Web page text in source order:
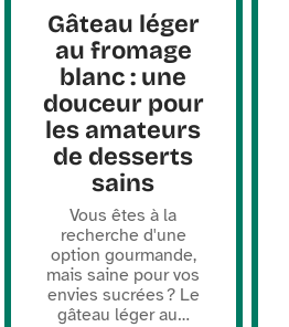
Gâteau léger
au fromage
blanc : une
douceur pour
les amateurs
de desserts
sains
Vous êtes à la
recherche d'une
option gourmande,
mais saine pour vos
envies sucrées ? Le
gâteau léger au…